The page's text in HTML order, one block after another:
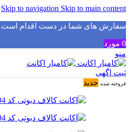
Skip to navigation Skip to main content
سفارش های شما در دست اقدام است
0 مورد
منو
ثبت اگهی
فروخته شده جدید